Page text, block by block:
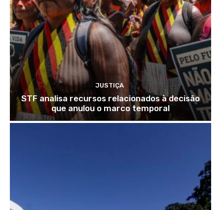
JUSTIÇA
STF analisa recursos relacionados à decisão
que anulou o marco temporal